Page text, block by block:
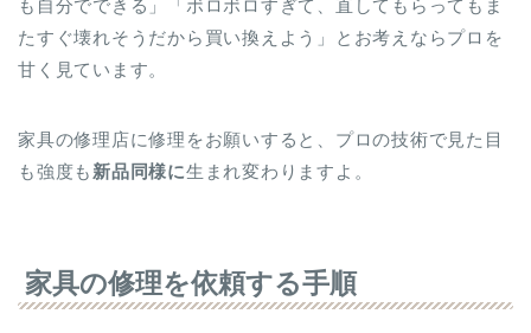
も自分でできる」「ボロボロすぎて、直してもらってもま
たすぐ壊れそうだから買い換えよう」とお考えならプロを
甘く見ています。
家具の修理店に修理をお願いすると、プロの技術で見た目
も強度も 新品同様に生まれ変わりますよ。
家具の修理を依頼する手順